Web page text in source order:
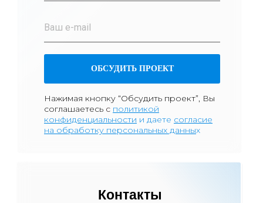
ОБСУДИТЬ ПРОЕКТ
Нажимая кнопку “Обсудить проект”, Вы
соглашаетесь с политикой
конфиденциальности и даете согласие
на обработку персональных данных
Контакты